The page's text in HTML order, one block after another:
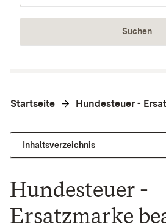
Suchen
Startseite Hundesteuer -
Inhaltsverzeichnis
Hundesteuer -
Ersatzmarke